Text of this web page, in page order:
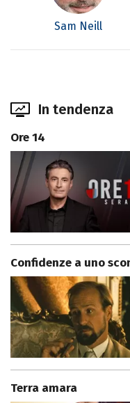
Sam Neill
In tendenza
Ore 14
Confidenze a uno
Terra amara